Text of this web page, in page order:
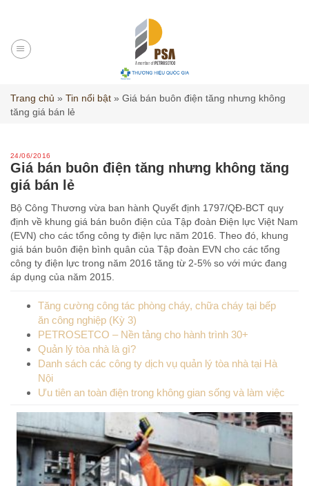
content
Trang chủ » Tin nổi bật » Giá bán buôn điện tăng nhưng không
tăng giá bán lẻ
24/06/2016
Giá bán buôn điện tăng nhưng không tăng
giá bán lẻ
Bộ Công Thương vừa ban hành Quyết định 1797/QĐ-BCT quy
định về khung giá bán buôn điện của Tập đoàn Điện lực Việt Nam
(EVN) cho các tổng công ty điện lực năm 2016. Theo đó, khung
giá bán buôn điện bình quân của Tập đoàn EVN cho các tổng
công ty điện lực trong năm 2016 tăng từ 2-5% so với mức đang
áp dụng của năm 2015.
Tăng cường công tác phòng cháy, chữa cháy tại bếp
ăn công nghiệp (Kỳ 3)
PETROSETCO – Nền tảng cho hành trình 30+
Quản lý tòa nhà là gì?
Danh sách các công ty dịch vụ quản lý tòa nhà tại Hà
Nội
Ưu tiên an toàn điện trong không gian sống và làm việc